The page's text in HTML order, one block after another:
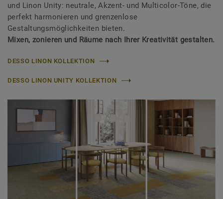
und Linon Unity: neutrale, Akzent- und Multicolor-Töne, die
perfekt harmonieren und grenzenlose
Gestaltungsmöglichkeiten bieten.
Mixen, zonieren und Räume nach Ihrer Kreativität gestalten.
DESSO LINON KOLLEKTION
DESSO LINON UNITY KOLLEKTION